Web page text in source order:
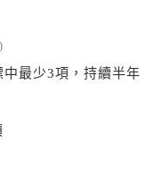
最少3項，持續半年